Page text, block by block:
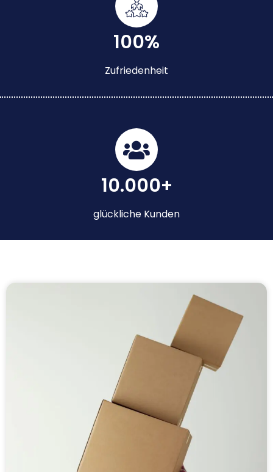
100%
Zufriedenheit
10.000+
glückliche Kunden